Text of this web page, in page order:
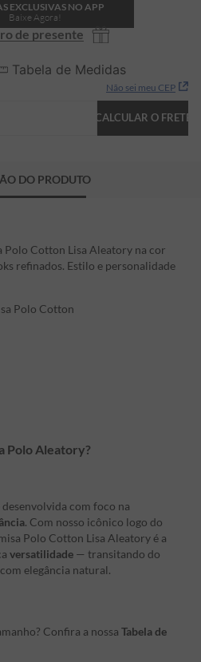
EXCLUSIVAS NO APP
Baixe Agora!
de presente
Tabela de Medidas
Não sei meu CEP
CALCULAR O FRETE
DO PRODUTO
Polo Cotton Lisa Aleatory na cor
refinados. Estilo e personalidade
Polo Cotton
Polo Aleatory?
desenvolvida com foco na
. Com nosso icônico logo do
Polo Cotton Lisa Aleatory é a
versatilidade — transitando do
elegância natural.
Confira a nossa Tabela de